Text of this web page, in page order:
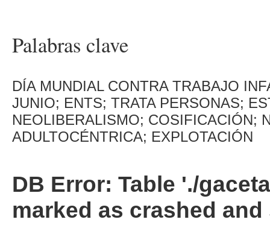
Palabras clave
DÍA MUNDIAL CONTRA TRABAJO
JUNIO; ENTS; TRATA PERSONAS;
NEOLIBERALISMO; COSIFICACIÓN;
ADULTOCÉNTRICA; EXPLOTACIÓN
DB Error: Table './
marked as crashed